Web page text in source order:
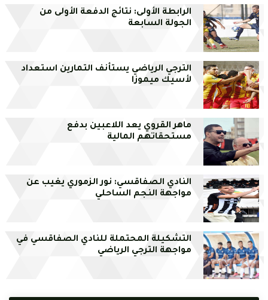
الرابطة الأولى: نتائج الدفعة الأولى من
الجولة السابعة
الترجي الرياضي يستأنف التمارين استعداد
لأسيك ميموزا
ماهر القروي يعد اللاعبين بدفع
مستحقاتهم المالية
النادي الصفاقسي: نور الزموري يغيب عن
مواجهة النجم الساحلي
التشكيلة المحتملة للنادي الصفاقسي في
مواجهة الترجي الرياضي